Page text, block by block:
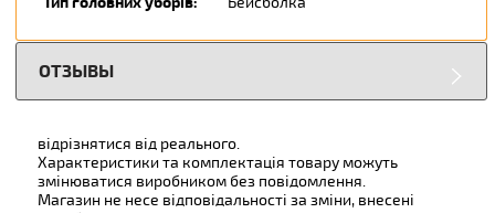
ОТЗЫВЫ
відрізнятися від реального.
Характеристики та комплектація товару можуть
змінюватися виробником без повідомлення.
Магазин не несе відповідальності за зміни, внесені